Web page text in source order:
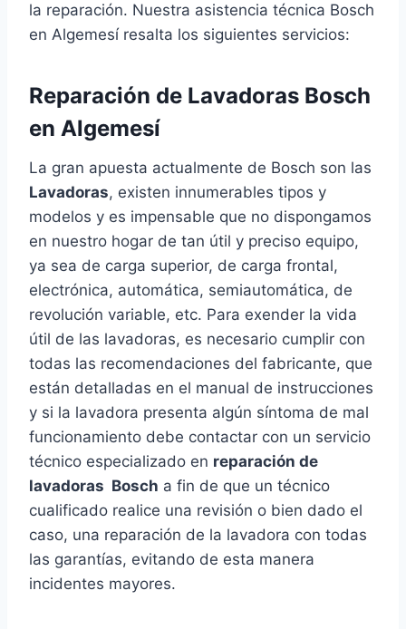
la reparación. Nuestra asistencia técnica Bosch
en Algemesí resalta los siguientes servicios:
Reparación de Lavadoras Bosch
en Algemesí
La gran apuesta actualmente de Bosch son las
Lavadoras, existen innumerables tipos y
modelos y es impensable que no dispongamos
en nuestro hogar de tan útil y preciso equipo,
ya sea de carga superior, de carga frontal,
electrónica, automática, semiautomática, de
revolución variable, etc. Para exender la vida
útil de las lavadoras, es necesario cumplir con
todas las recomendaciones del fabricante, que
están detalladas en el manual de instrucciones
y si la lavadora presenta algún síntoma de mal
funcionamiento debe contactar con un servicio
técnico especializado en reparación de
lavadoras Bosch a fin de que un técnico
cualificado realice una revisión o bien dado el
caso, una reparación de la lavadora con todas
las garantías, evitando de esta manera
incidentes mayores.